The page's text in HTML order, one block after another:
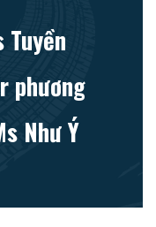
phương
Như Ý